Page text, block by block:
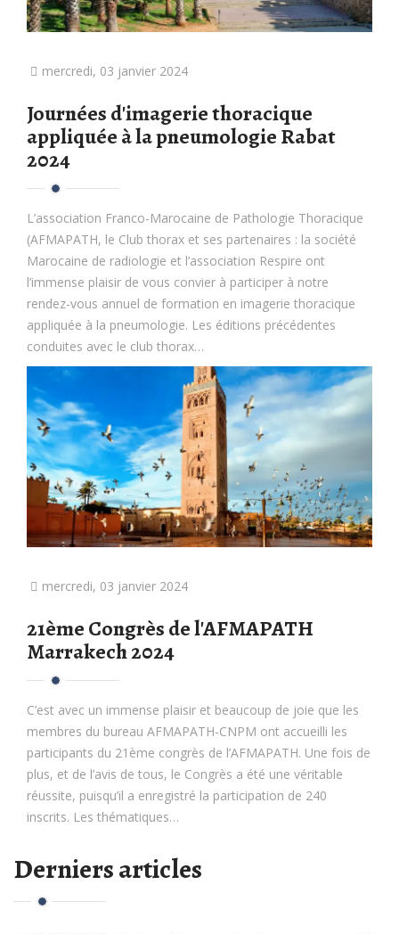
mercredi, 03 janvier 2024
Journées d'imagerie thoracique
appliquée à la pneumologie Rabat
2024
L’association Franco-Marocaine de Pathologie Thoracique
(AFMAPATH, le Club thorax et ses partenaires : la société
Marocaine de radiologie et l’association Respire ont
l’immense plaisir de vous convier à participer à notre
rendez-vous annuel de formation en imagerie thoracique
appliquée à la pneumologie. Les éditions précédentes
conduites avec le club thorax…
mercredi, 03 janvier 2024
21ème Congrès de l'AFMAPATH
Marrakech 2024
C’est avec un immense plaisir et beaucoup de joie que les
membres du bureau AFMAPATH-CNPM ont accueilli les
participants du 21ème congrès de l’AFMAPATH. Une fois de
plus, et de l’avis de tous, le Congrès a été une véritable
réussite, puisqu’il a enregistré la participation de 240
inscrits. Les thématiques…
Derniers articles